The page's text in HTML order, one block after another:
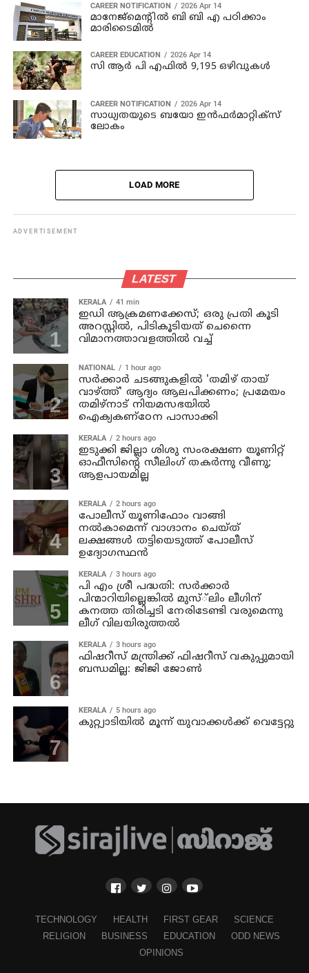
CAREER NOTIFICATION 2026 Apr 14
മാനേജ്മെന്റിൽ ബി ബി എ പഠിക്കാം
മാരിടൈമിൽ
CAREER EDUCATION 2026 Apr 14
സി ആർ പി എഫിൽ 9,195 ഒഴിവുകൾ
CAREER NOTIFICATION 2026 Apr 14
സാധ്യതയുടെ ബയോ ഇൻഫർമാറ്റിക്‌സ്
ലോകം
LOAD MORE
ADVERTISEMENT
LATEST
KERALA 41 min
ഇഡി ആക്രമണക്കേസ്; ഒരു പ്രതി കൂടി
അറസ്റ്റില്‍, പിടികൂടിയത് ചെന്നൈ
വിമാനത്താവളത്തില്‍ വച്ച്
NATIONAL 1 hour ago
സര്‍ക്കാര്‍ ചടങ്ങുകളില്‍ 'തമിഴ് തായ്
വാഴ്ത്ത്' ആദ്യം ആലപിക്കണം; പ്രമേയം
തമിഴ്നാട് നിയമസഭയില്‍
ഐക്യകണ്‌ഠേന പാസാക്കി
KERALA 2 hours ago
ഇടുക്കി ജില്ലാ ശിശു സംരക്ഷണ യൂണിറ്റ്
ഓഫീസിന്റെ സീലിംഗ് തകര്‍ന്നു വീണു;
ആളപായമില്ല
KERALA 2 hours ago
പോലീസ് യൂണിഫോം വാങ്ങി
നല്‍കാമെന്ന് വാഗ്ദാനം ചെയ്ത്
ലക്ഷങ്ങള്‍ തട്ടിയെടുത്ത് പോലീസ്
ഉദ്യോഗസ്ഥന്‍
KERALA 3 hours ago
പി എം ശ്രീ പദ്ധതി: സര്‍ക്കാര്‍
പിന്മാറിയില്ലെങ്കില്‍ മുസ്്‌ലിം ലീഗിന്
കനത്ത തിരിച്ചടി നേരിടേണ്ടി വരുമെന്നു
ലീഗ് വിലയിരുത്തല്‍
KERALA 3 hours ago
ഫിഷറീസ് മന്ത്രിക്ക് ഫിഷറീസ് വകുപ്പുമായി
ബന്ധമില്ല: ജിജി ജോണ്‍
KERALA 5 hours ago
കുറ്റ്യാടിയില്‍ മൂന്ന് യുവാക്കള്‍ക്ക് വെട്ടേറ്റു
TECHNOLOGY HEALTH FIRST GEAR
SCIENCE
RELIGION
BUSINESS EDUCATION
ODD NEWS
OPINIONS